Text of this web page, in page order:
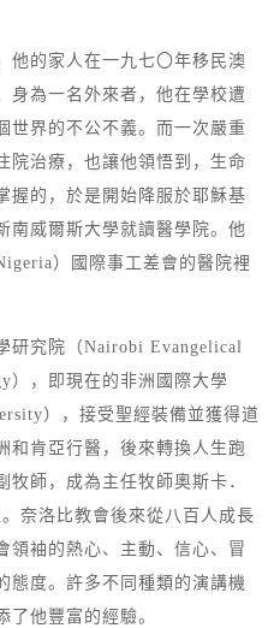
他的家人在一九七〇年移民澳
身為一名外來者，他在學校遭
世界的不公不義。而一次嚴重
院治療，也讓他領悟到，生命
握的，於是開始降服於耶穌基
南威爾斯大學就讀醫學院。他
）國際事工差會的醫院裡
研究院（Nairobi Evangelical
），即現在的非洲國際大學
），接受聖經裝備並獲得道
和肯亞行醫，後來轉換人生跑
師，成為主任牧師奧斯卡．
奈洛比教會後來從八百人成長
領袖的熱心、主動、信心、冒
態度。許多不同種類的演講機
了他豐富的經驗。